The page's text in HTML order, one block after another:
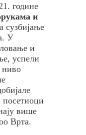
године
и
сузбијање
У
и
успели
ниво
посетиоци
више
Врта.